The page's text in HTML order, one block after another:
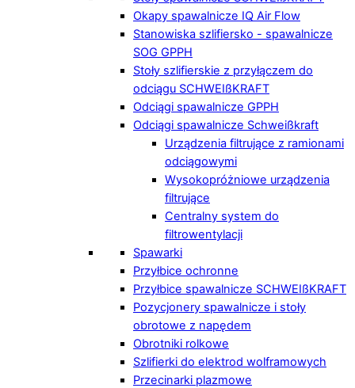
Okapy spawalnicze IQ Air Flow
Stanowiska szlifiersko - spawalnicze
SOG GPPH
Stoły szlifierskie z przyłączem do
odciągu SCHWEIßKRAFT
Odciągi spawalnicze GPPH
Odciągi spawalnicze Schweißkraft
Urządzenia filtrujące z ramionami
odciągowymi
Wysokopróżniowe urządzenia
filtrujące
Centralny system do
filtrowentylacji
Spawarki
Przyłbice ochronne
Przyłbice spawalnicze SCHWEIßKRAFT
Pozycjonery spawalnicze i stoły
obrotowe z napędem
Obrotniki rolkowe
Szlifierki do elektrod wolframowych
Przecinarki plazmowe